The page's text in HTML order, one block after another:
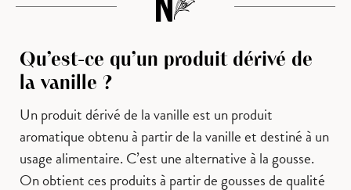
Qu’est-ce qu’un produit dérivé de
la vanille ?
Un produit dérivé de la vanille est un produit
aromatique obtenu à partir de la vanille et destiné à un
usage alimentaire. C’est une alternative à la gousse.
On obtient ces produits à partir de gousses de qualité